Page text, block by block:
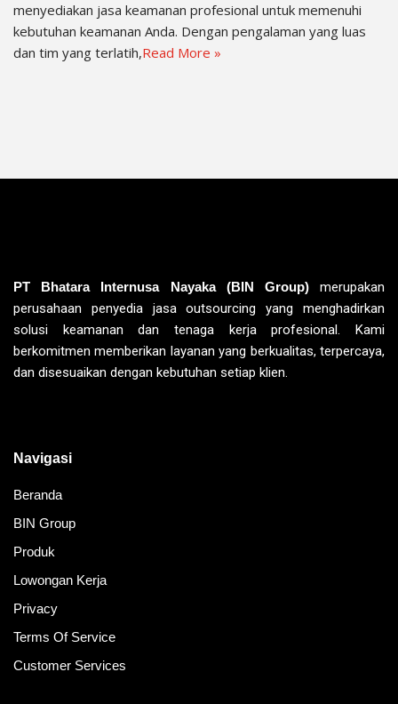
menyediakan jasa keamanan profesional untuk memenuhi
kebutuhan keamanan Anda. Dengan pengalaman yang luas
dan tim yang terlatih,Read More »
PT Bhatara Internusa Nayaka (BIN Group)merupakan
perusahaan penyedia jasa outsourcing yang menghadirkan
solusi keamanan dan tenaga kerja profesional. Kami
berkomitmen memberikan layanan yang berkualitas, terpercaya,
dan disesuaikan dengan kebutuhan setiap klien.
Navigasi
Beranda
BIN Group
Produk
Lowongan Kerja
Privacy
Terms Of Service
Customer Services